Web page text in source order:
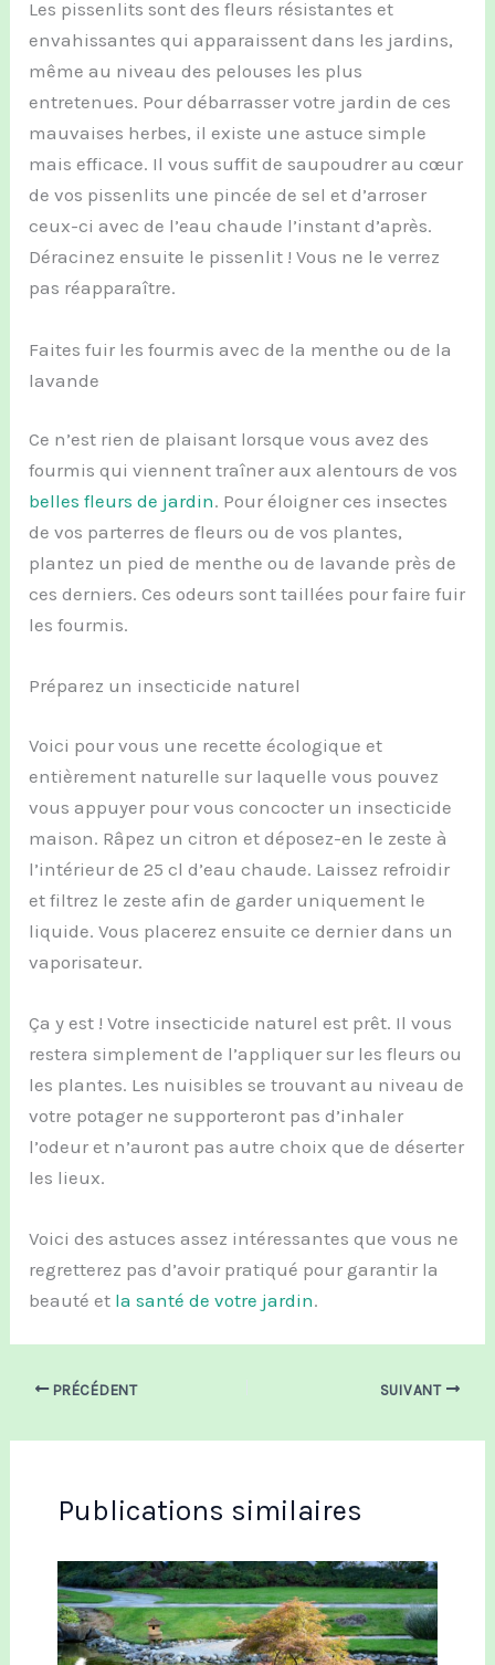
Les pissenlits sont des fleurs résistantes et
envahissantes qui apparaissent dans les jardins,
même au niveau des pelouses les plus
entretenues. Pour débarrasser votre jardin de ces
mauvaises herbes, il existe une astuce simple
mais efficace. Il vous suffit de saupoudrer au cœur
de vos pissenlits une pincée de sel et d’arroser
ceux-ci avec de l’eau chaude l’instant d’après.
Déracinez ensuite le pissenlit ! Vous ne le verrez
pas réapparaître.
Faites fuir les fourmis avec de la menthe ou de la
lavande
Ce n’est rien de plaisant lorsque vous avez des
fourmis qui viennent traîner aux alentours de vos
belles fleurs de jardin. Pour éloigner ces insectes
de vos parterres de fleurs ou de vos plantes,
plantez un pied de menthe ou de lavande près de
ces derniers. Ces odeurs sont taillées pour faire fuir
les fourmis.
Préparez un insecticide naturel
Voici pour vous une recette écologique et
entièrement naturelle sur laquelle vous pouvez
vous appuyer pour vous concocter un insecticide
maison. Râpez un citron et déposez-en le zeste à
l’intérieur de 25 cl d’eau chaude. Laissez refroidir
et filtrez le zeste afin de garder uniquement le
liquide. Vous placerez ensuite ce dernier dans un
vaporisateur.
Ça y est ! Votre insecticide naturel est prêt. Il vous
restera simplement de l’appliquer sur les fleurs ou
les plantes. Les nuisibles se trouvant au niveau de
votre potager ne supporteront pas d’inhaler
l’odeur et n’auront pas autre choix que de déserter
les lieux.
Voici des astuces assez intéressantes que vous ne
regretterez pas d’avoir pratiqué pour garantir la
beauté et la santé de votre jardin.
PRÉCÉDENT SUIVANT
Publications similaires